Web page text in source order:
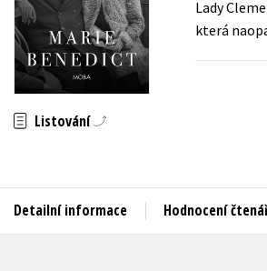
Auto - moto
Beletrie pro děti
Beletrie pro dospělé
Listování
Lady
která
Detailní informace Hodnocení